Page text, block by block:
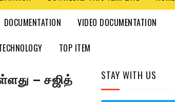
DOCUMENTATION VIDEO DOCUMENTATION
TOP ITEM
– சஜித் STAY WITH US